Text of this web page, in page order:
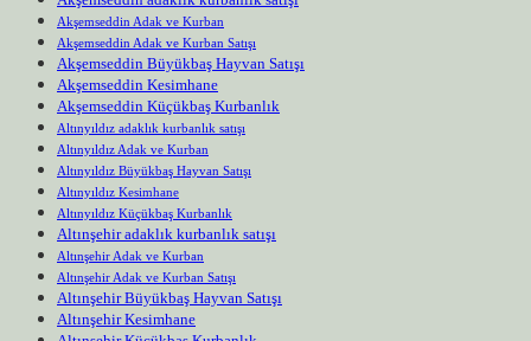
Akşemseddin Adak ve Kurban
Akşemseddin Adak ve Kurban Satışı
Akşemseddin Büyükbaş Hayvan Satışı
Akşemseddin Kesimhane
Akşemseddin Küçükbaş Kurbanlık
Altınyıldız adaklık kurbanlık satışı
Altınyıldız Adak ve Kurban
Altınyıldız Büyükbaş Hayvan Satışı
Altınyıldız Kesimhane
Altınyıldız Küçükbaş Kurbanlık
Altınşehir adaklık kurbanlık satışı
Altınşehir Adak ve Kurban
Altınşehir Adak ve Kurban Satışı
Altınşehir Büyükbaş Hayvan Satışı
Altınşehir Kesimhane